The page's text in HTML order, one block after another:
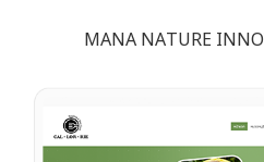
MANA NATURE